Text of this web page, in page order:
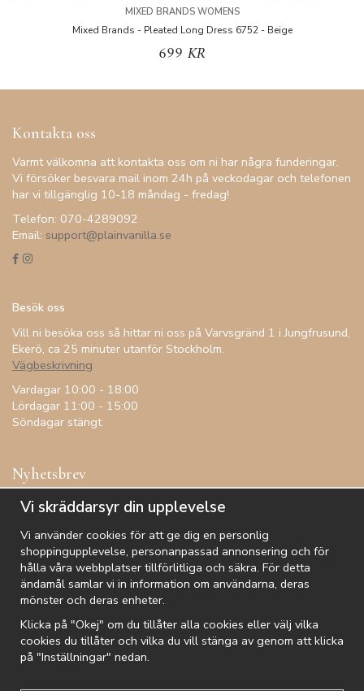
MIXED BRANDS WOMENS
Mixed Brands - Pleated Long Dress 6752 - Beige
699 KR
Kontakta oss
Varmt välkomna att kontakta oss om ni har några funderingar.
Vi försöker besvara mail inom 24h på veckodagar och telefonen
har vi tillgänglig 10-18 måndag - fredag!
Telefon: 070-4289092
Email: support@plainvanilla.se
Besök oss
Vill ni besöka oss så hittar ni oss på Varvsgränd 1 i Jungfrusund,
Ekerö, ca 25 minuter utanför Stockholm.
Vägbeskrivning
Vardagar 10:00 - 18:00
Lördagar 11:00 - 15:00
Söndagar stängt
Nyhetsbrev
Få inspiration, förtur till kampanjer, specialerbjudanden och
De uppgifter du matar in kommer endast användas till våra nyhetsbrev.
Vi skräddarsyr din upplevelse
Vi använder cookies för att ge dig en personlig
shoppingupplevelse, personanpassad annonsering och för
hålla våra webbplatser tillförlitliga och säkra. För detta
ändamål samlar vi in information om användarna, deras
mönster och deras enheter.
Klicka på "Okej" om du tillåter alla cookies eller välj vilka
cookies du tillåter och vilka du vill stänga av genom att klicka
på "Inställningar" nedan.